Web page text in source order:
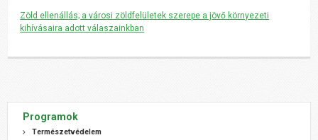
Zöld ellenállás; a városi zöldfelületek szerepe a jövő környezeti
kihívásaira adott válaszainkban
Programok
Természetvédelem